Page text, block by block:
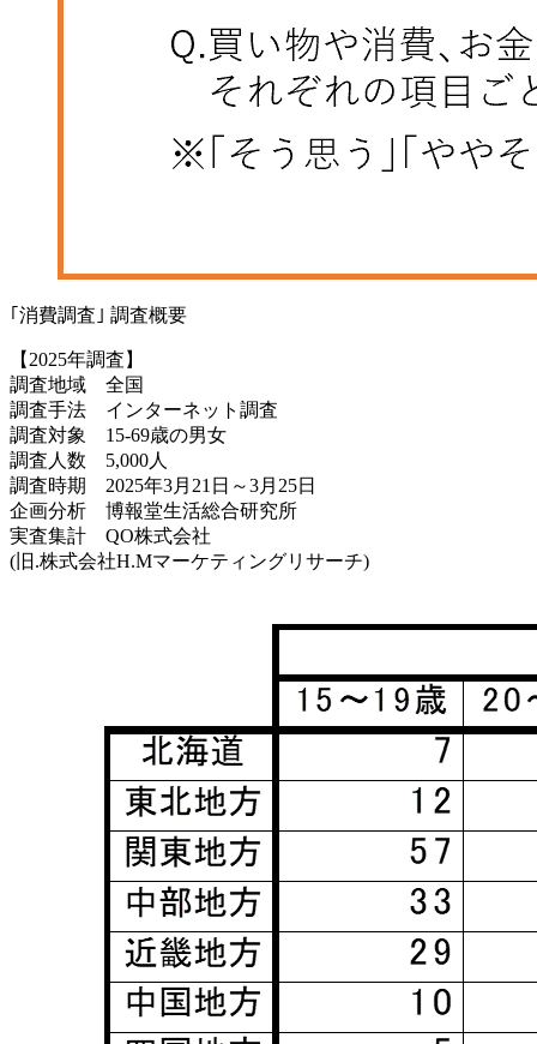
｢消費調査｣ 調査概要
【2025年調査】
調査地域 全国
調査手法 インターネット調査
調査対象 15-69歳の男女
調査人数 5,000人
調査時期 2025年3月21日～3月25日
企画分析 博報堂生活総合研究所
実査集計 QO株式会社
(旧.株式会社H.Mマーケティングリサーチ)